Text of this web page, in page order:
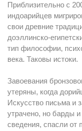
Приблизительно с
индоарийцев
свои древние
доэллинско-
тип философии,
века. Таковы истоки.
Завоевания
утеряны, когда
Искусство письма и
утрачено, но барды
сведения, спасли от